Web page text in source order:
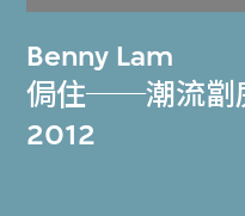
Benny Lam
侷住──潮流劏
2012